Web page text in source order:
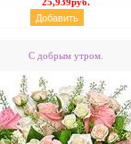
С добрым утром.